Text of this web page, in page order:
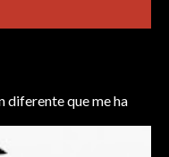
diferente que me ha